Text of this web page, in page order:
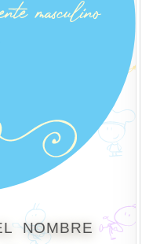
nombre